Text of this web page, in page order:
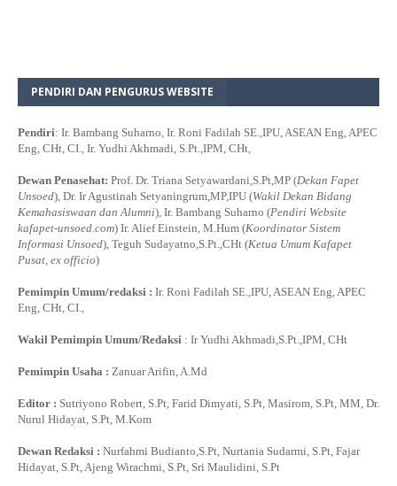
PENDIRI DAN PENGURUS WEBSITE
Pendiri: Ir. Bambang Suharno, Ir. Roni Fadilah SE.,IPU, ASEAN Eng, APEC
Eng, CHt, CI., Ir. Yudhi Akhmadi, S.Pt.,IPM, CHt,
Dewan Penasehat: Prof. Dr. Triana Setyawardani,S.Pt,MP (Dekan Fapet
Unsoed), Dr. Ir Agustinah Setyaningrum,MP,IPU (Wakil Dekan Bidang
Kemahasiswaan dan Alumni), Ir. Bambang Suharno (Pendiri Website
kafapet-unsoed.com) Ir. Alief Einstein, M.Hum (Koordinator Sistem
Informasi Unsoed), Teguh Sudayatno,S.Pt.,CHt (Ketua Umum Kafapet
Pusat, ex officio)
Pemimpin Umum/redaksi : Ir. Roni Fadilah SE.,IPU, ASEAN Eng, APEC
Eng, CHt, CI.,
Wakil Pemimpin Umum/Redaksi : Ir Yudhi Akhmadi,S.Pt.,IPM, CHt
Pemimpin Usaha : Zanuar Arifin, A.Md
Editor : Sutriyono Robert, S.Pt, Farid Dimyati, S.Pt, Masirom, S.Pt, MM, Dr.
Nurul Hidayat, S.Pt, M.Kom
Dewan Redaksi : Nurfahmi Budianto,S.Pt, Nurtania Sudarmi, S.Pt, Fajar
Hidayat, S.Pt, Ajeng Wirachmi, S.Pt, Sri Maulidini, S.Pt